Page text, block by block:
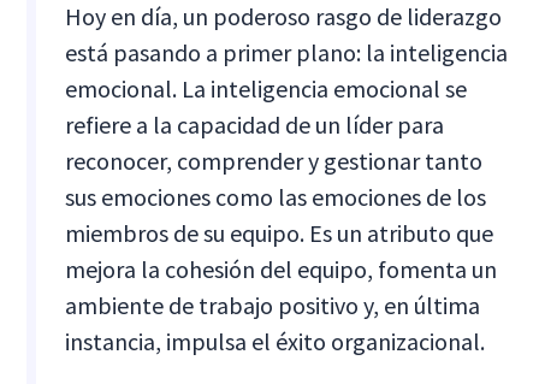
Hoy en día, un poderoso rasgo de liderazgo
está pasando a primer plano: la inteligencia
emocional. La inteligencia emocional se
refiere a la capacidad de un líder para
reconocer, comprender y gestionar tanto
sus emociones como las emociones de los
miembros de su equipo. Es un atributo que
mejora la cohesión del equipo, fomenta un
ambiente de trabajo positivo y, en última
instancia, impulsa el éxito organizacional.